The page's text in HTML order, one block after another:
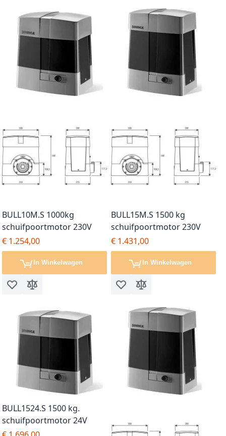
BULL10M.S 1000kg
schuifpoortmotor 230V
€ 1.254,00
In Winkelwagen
Voeg toe aan verlanglijst
Toevoegen om te vergelijken
BULL15M.S 1500 kg
schuifpoortmotor 230V
€ 1.431,00
In Winkelwagen
Voeg toe aan verlanglijst
Toevoegen om te
BULL1524.S 1500 kg.
schuifpoortmotor 24V